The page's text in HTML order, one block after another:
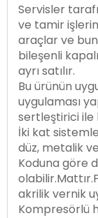
Servisler
ve tamir
araçlar ve
bileşenli
ayrı satılır.
Bu ürünün
uygulaması
sertleştirici ile
İki kat
düz, metalik
Koduna göre
akrilik vernik
Kompresörlü